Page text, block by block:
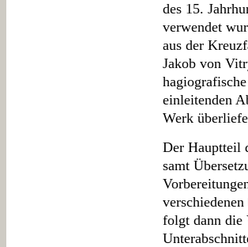
des 15.
verwendet
aus der
Jakob von
einleitenden
Werk
Der Hauptteil
samt
folgt dann die